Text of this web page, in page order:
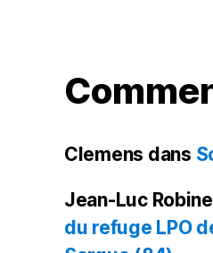
Clemens dans
Jean-Luc
du refuge LPO